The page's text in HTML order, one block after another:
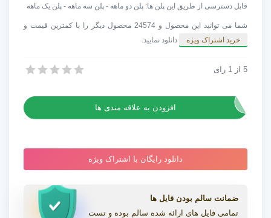
کلام
مخصوص
تیزر
قابل دسترسی از طریق این پلن ها: پلن دو ماهه - پلن سه ماهه - پلن یک ماهه
شما می توانید این محصول و 24574 محصول دیگر را با کمترین قیمت و
خرید اشتراک ویژه
دانلود نمایید.
آهنگ بی کلام عاشقانه مخصوص تیزر Affection
5 از 1 رای
افزودن به علاقه مندی ها
دانلود رایگان با اشتراک ویژه
ضمانت سالم بودن فایل ها
تمامی فایل های ارائه شده سالم بوده و تست